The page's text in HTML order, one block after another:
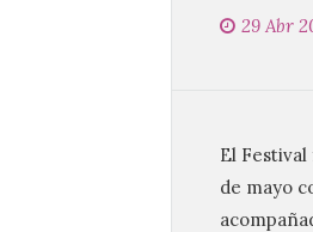
29 Abr
El
de mayo